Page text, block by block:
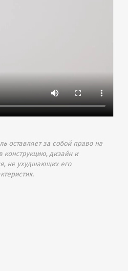
оставляет за собой право на
конструкцию, дизайн и
не ухудшающих его